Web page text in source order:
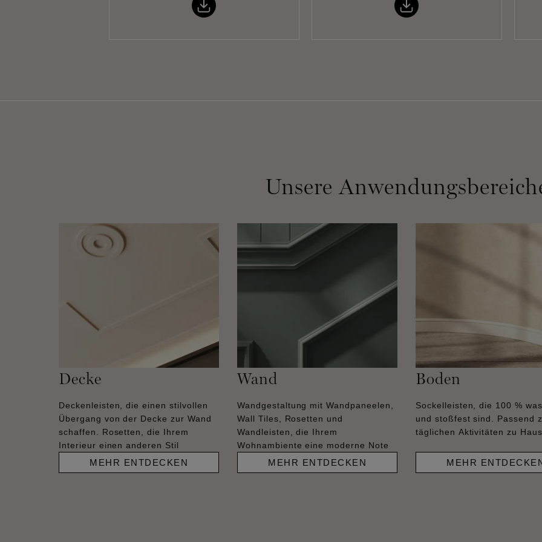
Unsere
Decke
Deckenleisten, die einen stilvollen
Übergang von der Decke zur Wand
schaffen. Rosetten, die Ihrem
Interieur einen anderen Stil
MEHR ENTDECKEN
Wand
Wandgestaltung mit Wandpaneelen,
Wall Tiles, Rosetten und
Wandleisten, die Ihrem
Wohnambiente eine moderne Note
MEHR ENTDECKEN
Boden
Sockelleisten, die 100 %
und stoßfest sind. Passend
täglichen Aktivitäten zu
MEHR